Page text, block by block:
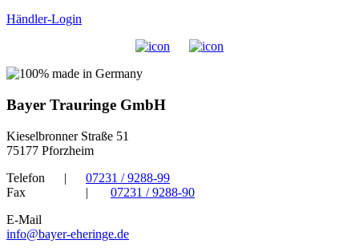
Händler-Login
Bayer Trauringe GmbH
Kieselbronner Straße 51
75177 Pforzheim
Telefon
|
07231 / 9288-99
Fax
|
07231 / 9288-90
E-Mail
info@bayer-eheringe.de